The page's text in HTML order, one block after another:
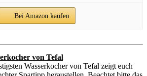
Bei Amazon kaufen
von Tefal
Wasserkocher von Tefal zeigt euch